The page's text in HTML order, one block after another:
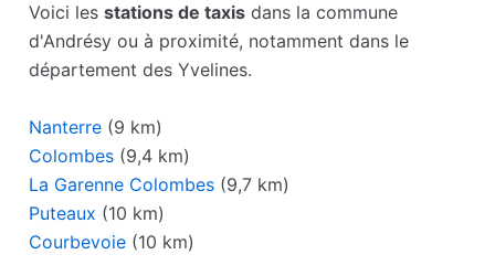
Voici lesstations de taxis dans la commune
d'Andrésy ou à proximité, notamment dans le
département des Yvelines.
Nanterre (9 km)
Colombes (9,4 km)
La Garenne Colombes (9,7 km)
Puteaux (10 km)
Courbevoie (10 km)